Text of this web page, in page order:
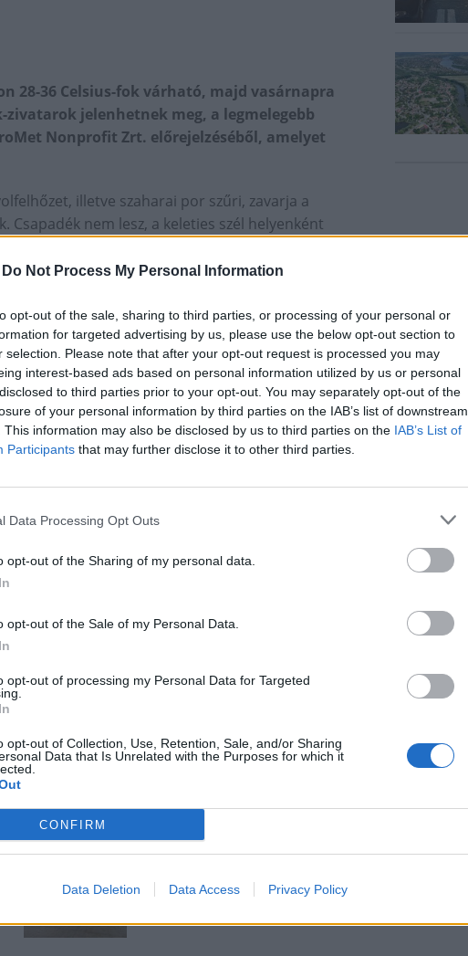
Do Not Process My Personal Information
opt-out of the sale, sharing to third parties, or processing of your personal or
for targeted advertising by us, please use the below opt-out section to
selection. Please note that after your opt-out request is processed you may
interest-based ads based on personal information utilized by us or personal
to third parties prior to your opt-out. You may separately opt-out of the
of your personal information by third parties on the IAB’s list of downstream
This information may also be disclosed by us to third parties on the IAB’s List of
Participants that may further disclose it to other third parties.
Data Processing Opt Outs
opt-out of the Sharing of my personal data.
opt-out of the Sale of my Personal Data.
opt-out of processing my Personal Data for Targeted
opt-out of Collection, Use, Retention, Sale, and/or Sharing
Data that Is Unrelated with the Purposes for which it
CONFIRM
Data Deletion Data Access Privacy Policy
28-36 Celsius-fok várható, majd vasárnapra
jelenhetnek meg, a legmelegebb
Nonprofit Zrt. előrejelzéséből, amelyet
illetve szaharai por szűri, zavarja a
nem lesz, a keleties szél helyenként
30 és 38 fok között várható, a déli
képződés mellett sok lesz a napsütés,
északnyugatira fordul és a Dunántúlon
délutánra 28 és 36 fok közé melegszik fel a
elszórtan fordulhat elő zápor, zivatar.
időnként megerősödik az északi,
maximuma 27 és 33 fok között várható.
óriáskábellel kötik össze
Még több zöld, még több virág és